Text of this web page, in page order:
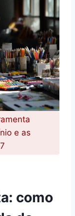
e as
como